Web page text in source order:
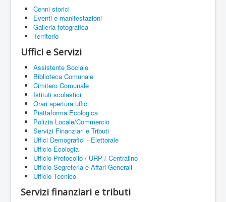
Cenni storici
Eventi e manifestazioni
Galleria fotografica
Territorio
Uffici e Servizi
Assistente Sociale
Biblioteca Comunale
Cimitero Comunale
Istituti scolastici
Orari apertura uffici
Piattaforma Ecologica
Polizia Locale/Commercio
Servizi Finanziari e Tributi
Uffici Demografici - Elettorale
Ufficio Ecologia
Ufficio Protocollo / URP / Centralino
Ufficio Segreteria e Affari Generali
Ufficio Tecnico
Servizi finanziari e tributi